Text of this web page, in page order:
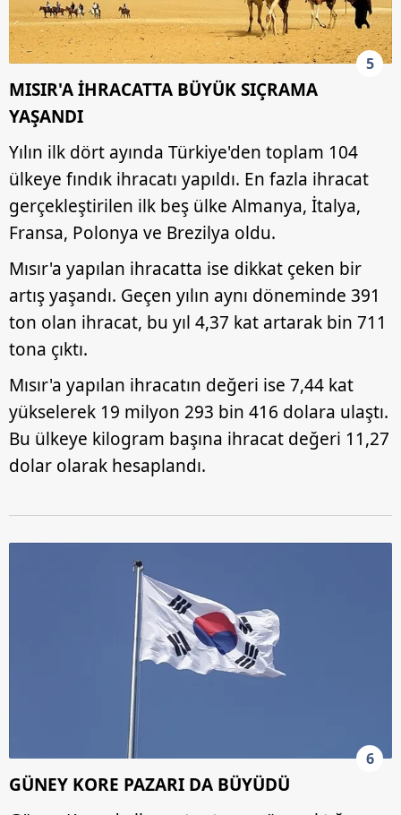
5
MISIR'A İHRACATTA BÜYÜK SIÇRAMA
YAŞANDI
Yılın ilk dört ayında Türkiye'den toplam 104
ülkeye fındık ihracatı yapıldı. En fazla ihracat
gerçekleştirilen ilk beş ülke Almanya, İtalya,
Fransa, Polonya ve Brezilya oldu.
Mısır'a yapılan ihracatta ise dikkat çeken bir
artış yaşandı. Geçen yılın aynı döneminde 391
ton olan ihracat, bu yıl 4,37 kat artarak bin 711
tona çıktı.
Mısır'a yapılan ihracatın değeri ise 7,44 kat
yükselerek 19 milyon 293 bin 416 dolara ulaştı.
Bu ülkeye kilogram başına ihracat değeri 11,27
dolar olarak hesaplandı.
6
GÜNEY KORE PAZARI DA BÜYÜDÜ